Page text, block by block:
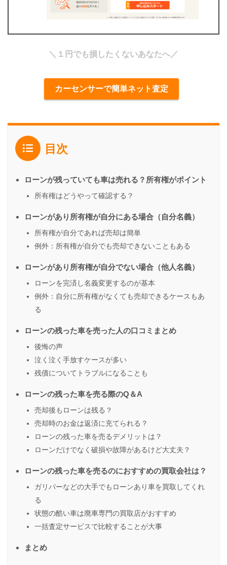
＼１円でも損したくないあなたへ／
カーセンサーで簡単ネット査定
目次
ローンが残っていても車は売れる？所有権がポイント
所有権はどうやって確認する？
ローンがあり所有権が自分にある場合（自分名義）
所有権が自分であれば売却は簡単
例外：所有権が自分でも売却できないこともある
ローンがあり所有権が自分でない場合（他人名義）
ローンを完済し名義変更するのが基本
例外：自分に所有権がなくても売却できるケースもあ
る
ローンの残った車を売った人の口コミまとめ
後悔の声
泣く泣く手放すケースが多い
残債についてトラブルになることも
ローンの残った車を売る際のQ＆A
売却後もローンは残る？
売却時のお金は返済に充てられる？
ローンの残った車を売るデメリットは？
ローンだけでなく破損や故障があるけど大丈夫？
ローンの残った車を売るのにおすすめの買取会社は？
ガリバーなどの大手でもローンあり車を買取してくれ
る
状態の酷い車は廃車専門の買取店がおすすめ
一括査定サービスで比較することが大事
まとめ